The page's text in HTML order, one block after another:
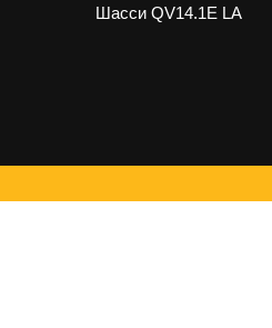
Шасси QV14.1E LA